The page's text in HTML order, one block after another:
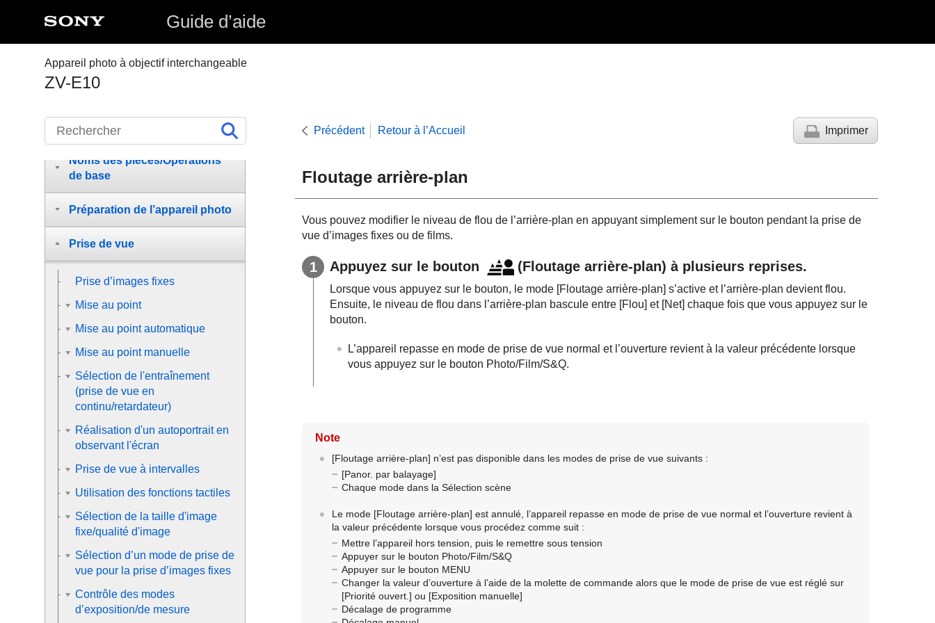
Guide d’aide
Appareil photo à objectif interchangeable
ZV-E10
Précédent Retour à l’Accueil Imprimer
Floutage arrière-plan
Vous pouvez modifier le niveau de flou de l’arrière-plan en appuyant simplement sur le bouton pendant la prise de
vue d’images fixes ou de films.
Appuyez sur le bouton (Floutage arrière-plan) à plusieurs reprises.
Lorsque vous appuyez sur le bouton, le mode [Floutage arrière-plan] s’active et l’arrière-plan devient flou.
Ensuite, le niveau de flou dans l’arrière-plan bascule entre [Flou] et [Net] chaque fois que vous appuyez sur le
bouton.
L’appareil repasse en mode de prise de vue normal et l’ouverture revient à la valeur précédente lorsque
vous appuyez sur le bouton Photo/Film/S&Q.
Note
[Floutage arrière-plan] n’est pas disponible dans les modes de prise de vue suivants :
[Panor. par balayage]
Chaque mode dans la Sélection scène
Le mode [Floutage arrière-plan] est annulé, l’appareil repasse en mode de prise de vue normal et l’ouverture revient à
la valeur précédente lorsque vous procédez comme suit :
Mettre l’appareil hors tension, puis le remettre sous tension
Appuyer sur le bouton Photo/Film/S&Q
Appuyer sur le bouton MENU
Changer la valeur d’ouverture à l’aide de la molette de commande alors que le mode de prise de vue est réglé sur
[Priorité ouvert.] ou [Exposition manuelle]
Décalage de programme
d’aide »
Noms des pièces/Opérations
de base
Préparation de l’appareil photo
Prise de vue
Prise d’images fixes
Mise au point
Mise au point automatique
Mise au point manuelle
Sélection de l'entraînement
(prise de vue en
continu/retardateur)
Réalisation d'un autoportrait en
observant l'écran
Prise de vue à intervalles
Utilisation des fonctions tactiles
Sélection de la taille d'image
fixe/qualité d'image
Sélection d’un mode de prise de
vue pour la prise d’images fixes
Contrôle des modes
d’exposition/de mesure